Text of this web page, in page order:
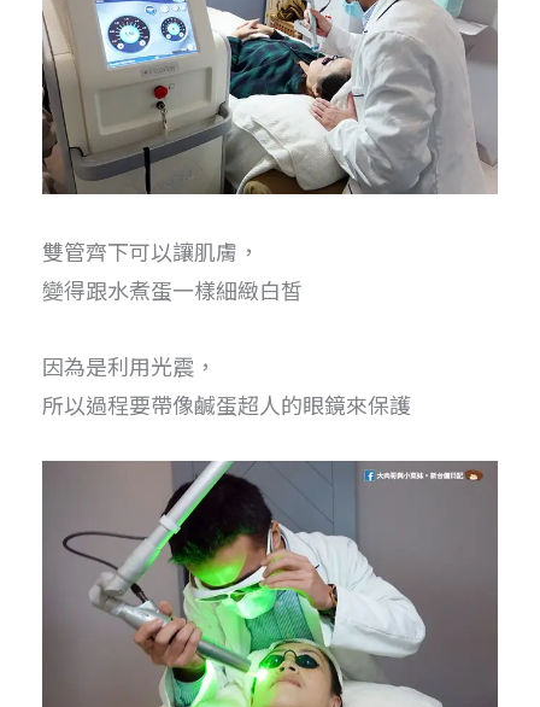
雙管齊下可以讓肌膚，
變得跟水煮蛋一樣細緻白皙
因為是利用光震，
所以過程要帶像鹹蛋超人的眼鏡來保護